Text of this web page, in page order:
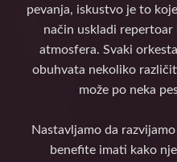
pevanja, iskustvo je to
način uskladi
atmosfera. Svaki
obuhvata nekoliko
može po neka
Nastavljamo da
benefite imati kako